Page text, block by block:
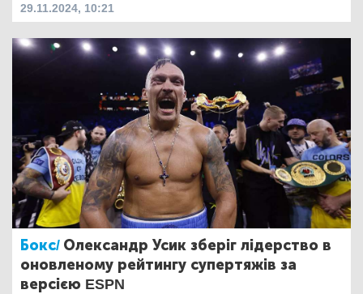
29.11.2024, 10:21
Бокс/ Олександр Усик зберіг лідерство в
оновленому рейтингу супертяжів за
версією ESPN